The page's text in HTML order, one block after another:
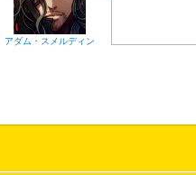
アダム・スメルディン